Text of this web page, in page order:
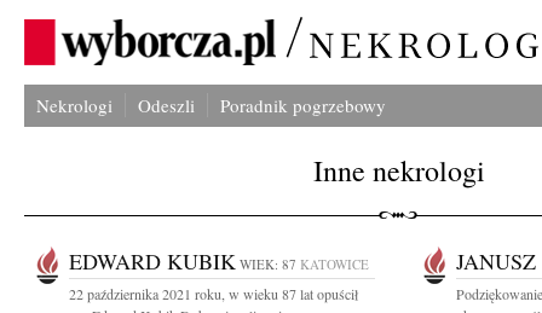
Nekrologi Odeszli Poradnik pogrzebowy
Inne nekrologi
EDWARD KUBIK WIEK: 87 KATOWICE
22 października 2021 roku, w wieku 87 lat opuścił